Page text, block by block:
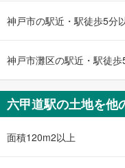
・
件
マ
イ
ペ
ー
神戸市の駅近・駅徒歩5分
神戸市灘区の駅近・駅徒
六甲道駅の土地を他
面積120m2以上